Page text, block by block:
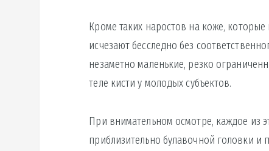
Кроме таких наростов на коже,
исчезают бесследно без
незаметно маленькие, резко
теле кисти у молодых субъектов.
При внимательном осмотре, каждое из
приблизительно булавочной головки и